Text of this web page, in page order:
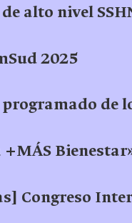
alto nivel
2025
de
Congreso